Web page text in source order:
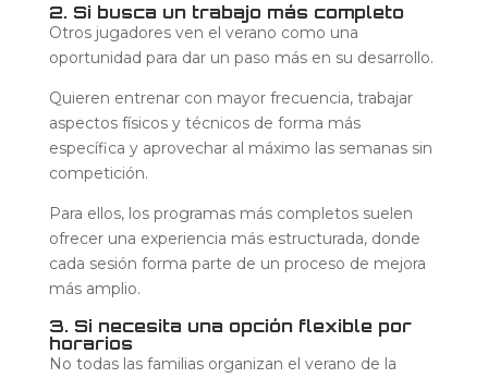
2. Si busca un trabajo más completo
Otros jugadores ven el verano como una
oportunidad para dar un paso más en su desarrollo.
Quieren entrenar con mayor frecuencia, trabajar
aspectos físicos y técnicos de forma más
específica y aprovechar al máximo las semanas sin
competición.
Para ellos, los programas más completos suelen
ofrecer una experiencia más estructurada, donde
cada sesión forma parte de un proceso de mejora
más amplio.
3. Si necesita una opción flexible por
horarios
No todas las familias organizan el verano de la